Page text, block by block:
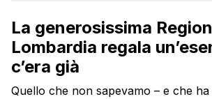
La generosissima
Lombardia regala
c’era già
Quello che non sapevamo – e che